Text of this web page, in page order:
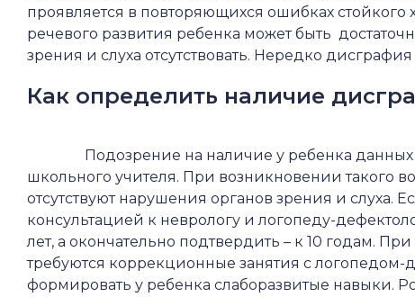
проявляется в повторяющихся ошибках стойкого
речевого развития ребенка может быть
зрения и слуха отсутствовать. Нередко
Как определить наличие
Подозрение на наличие у ребенка данных
школьного учителя. При возникновении такого
отсутствуют нарушения органов зрения и слуха.
консультацией к неврологу и логопеду-
лет, а окончательно подтвердить – к 10 годам.
требуются коррекционные занятия с логопедом-
формировать у ребенка слаборазвитые навыки.